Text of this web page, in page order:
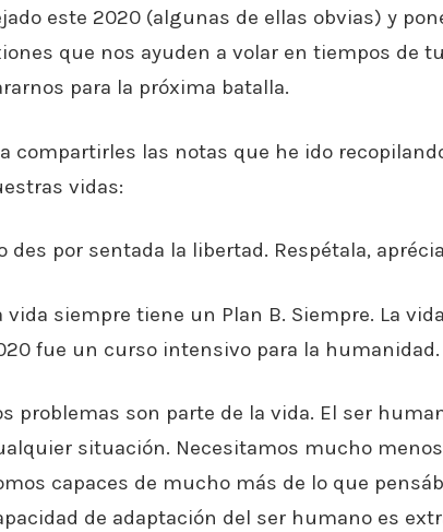
este 2020 (algunas de ellas obvias) y
que nos ayuden a volar en tiempos de
para la próxima batalla.
a compartirles las notas que he ido
vidas:
des por sentada la libertad. Respétala,
vida siempre tiene un Plan B. Siempre. La
fue un curso intensivo para la humanidad.
problemas son parte de la vida. El ser
situación. Necesitamos mucho
capaces de mucho más de lo que
de adaptación del ser humano es